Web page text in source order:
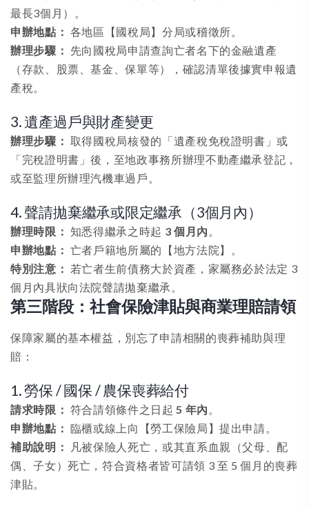
最長3個月）。
申辦地點： 各地區【國稅局】分局或稽徵所。
辦理步驟： 先向國稅局申請查詢亡者名下的金融遺產
（存款、股票、基金、保單等），確認清單後據實申報遺
產稅。
3. 遺產過戶與財產變更
辦理步驟： 取得國稅局核發的「遺產稅免稅證明書」或
「完稅證明書」後，至地政事務所辦理不動產繼承登記，
或至監理所辦理汽機車過戶。
4. 聲請拋棄繼承或限定繼承（3個月內）
辦理時限： 知悉得繼承之時起 3 個月內 。
申辦地點： 亡者戶籍地所屬的【地方法院】。
特別注意： 若亡者生前債務大於資產，家屬務必於法定 3
個月內具狀向法院聲請拋棄繼承。
第三階段：社會保險津貼與商業理賠請領
保障家屬的基本權益，別忘了申請相關的喪葬補助與理
賠：
1. 勞保 / 國保 / 農保喪葬給付
請求時限： 符合請領條件之日起5 年內 。
申辦地點： 臨櫃或線上向【勞工保險局】提出申請。
補助說明：
凡被保險人死亡，或其直系血親（父母、配
偶、子女）死亡，符合資格者皆可請領 3 至 5 個月的喪葬
津貼。